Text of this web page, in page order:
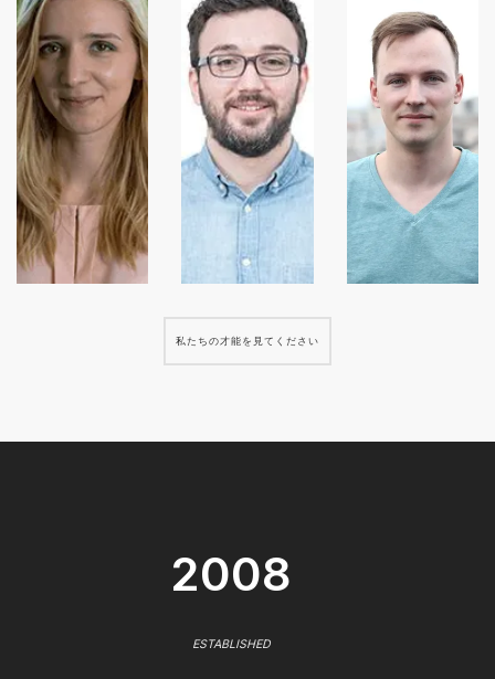
私たちの才能を見てください
2008
ESTABLISHED